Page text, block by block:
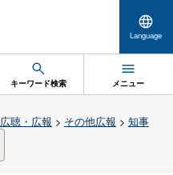
Language
キーワード検索 メニュー
広聴・広報 > その他広報 > 知事